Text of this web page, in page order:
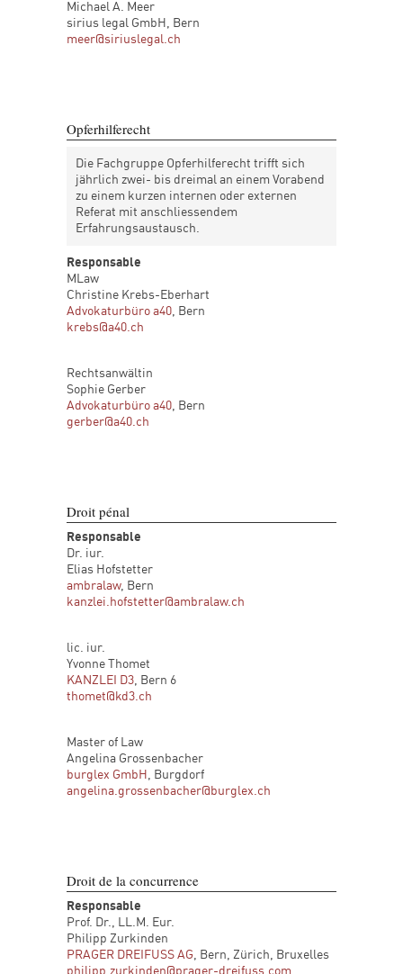
Michael A. Meer
sirius legal GmbH, Bern
meer@siriuslegal.ch
Opferhilferecht
Die Fachgruppe Opferhilferecht trifft sich
jährlich zwei- bis dreimal an einem Vorabend
zu einem kurzen internen oder externen
Referat mit anschliessendem
Erfahrungsaustausch.
Responsable
MLaw
Christine Krebs-Eberhart
Advokaturbüro a40, Bern
krebs@a40.ch
Rechtsanwältin
Sophie Gerber
Advokaturbüro a40, Bern
gerber@a40.ch
Droit pénal
Responsable
Dr. iur.
Elias Hofstetter
ambralaw, Bern
kanzlei.hofstetter@ambralaw.ch
lic. iur.
Yvonne Thomet
KANZLEI D3, Bern 6
thomet@kd3.ch
Master of Law
Angelina Grossenbacher
burglex GmbH , Burgdorf
angelina.grossenbacher@burglex.ch
Droit de la concurrence
Responsable
Prof. Dr., LL.M. Eur.
Philipp Zurkinden
PRAGER DREIFUSS AG, Bern, Zürich, Bruxelles